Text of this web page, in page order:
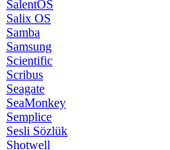
SalentOS
Salix OS
Samba
Samsung
Scientific
Scribus
Seagate
SeaMonkey
Semplice
Sesli Sözlük
Shotwell